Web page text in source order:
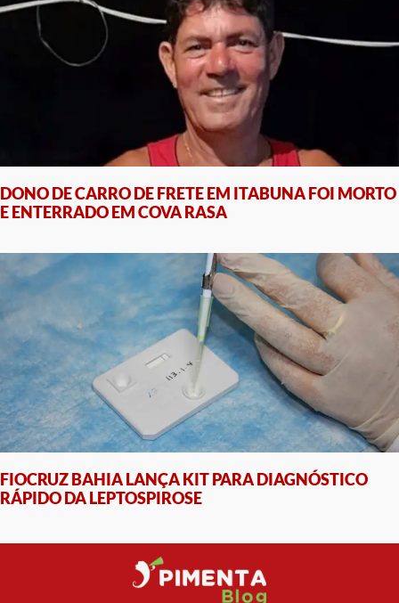
DONO DE CARRO DE FRETE EM ITABUNA FOI MORTO
E ENTERRADO EM COVA RASA
FIOCRUZ BAHIA LANÇA KIT PARA DIAGNÓSTICO
RÁPIDO DA LEPTOSPIROSE